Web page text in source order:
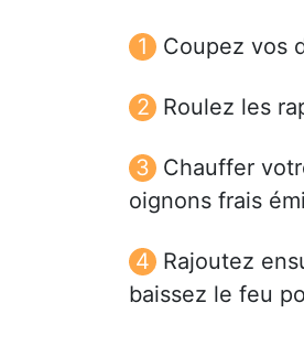
Coupez vos
Roulez les
Chauffer
oignons frais
Rajoutez
baissez le feu